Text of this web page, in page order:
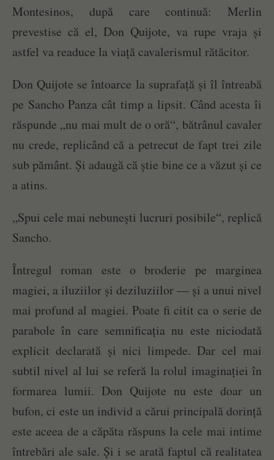
Montesinos, după care continuă: Merlin
prevestise că el, Don Quijote, va rupe vraja și
astfel va readuce la viață cavalerismul rătăcitor.
Don Quijote se întoarce la suprafață și îl întreabă
pe Sancho Panza cât timp a lipsit. Când acesta îi
răspunde „nu mai mult de o oră“, bătrânul cavaler
nu crede, replicând că a petrecut de fapt trei zile
sub pământ. Și adaugă că știe bine ce a văzut și ce
a atins.
„Spui cele mai nebunești lucruri posibile“, replică
Sancho.
Întregul roman este o broderie pe marginea
magiei, a iluziilor și deziluziilor — și a unui nivel
mai profund al magiei. Poate fi citit ca o serie de
parabole în care semnificația nu este niciodată
explicit declarată și nici limpede. Dar cel mai
subtil nivel al lui se referă la rolul imaginației în
formarea lumii. Don Quijote nu este doar un
bufon, ci este un individ a cărui principală dorință
este aceea de a căpăta răspuns la cele mai intime
întrebări ale sale. Și i se arată faptul că realitatea